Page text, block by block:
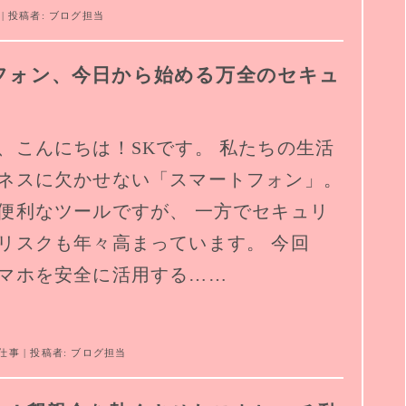
投稿者: ブログ担当
ン、今日から始める万全のセキュ
こんにちは！SKです。 私たちの生活
スに欠かせない「スマートフォン」。
利なツールですが、 一方でセキュリ
スクも年々高まっています。 今回
ホを安全に活用する……
事 | 投稿者: ブログ担当